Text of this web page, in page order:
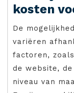
kosten
De
variëren
factoren,
de website,
niveau van